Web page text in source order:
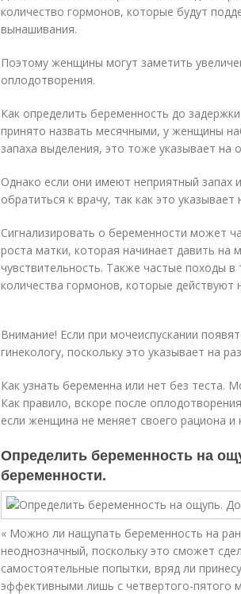
количество гормонов, которые будут
вынашивания.
Поэтому женщины могут заметить
оплодотворения.
Как определить беременность до
принято назвать месячными, у женщины
запаха выделения, это тоже указывает на
Однако если они имеют неприятный запах
обратиться к врачу, так как это
Сигнализировать о беременности может
роста матки, которая начинает давить
чувствительность. Также частые походы
количества гормонов, которые
Внимание! Если при мочеиспускании
гинекологу, поскольку это указывает на
Как узнать беременна или нет без теста.
Как правило, вскоре после
если женщина не меняет своего рациона
Определить беременность на
беременности.
« Можно ли нащупать беременность на
неоднозначный, поскольку это сможет
самостоятельные попытки, вряд ли
эффективными лишь с четвертого-пятого